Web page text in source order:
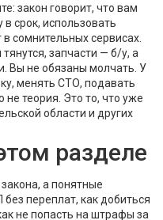
закон говорит, что вам
срок, использовать
сомнительных сервисах.
запчасти — б/у, а
Вы не обязаны молчать. У
менять СТО, подавать
теория. Это то, что уже
области и других
разделе
а понятные
переплат, как добиться
не попасть на штрафы за